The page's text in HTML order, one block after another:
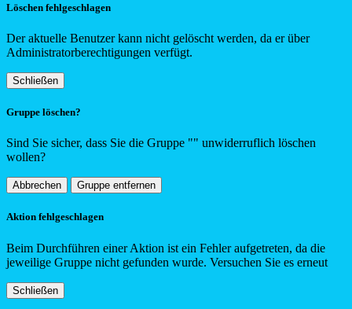
Löschen fehlgeschlagen
Der aktuelle Benutzer kann nicht gelöscht werden, da er über
Administratorberechtigungen verfügt.
Schließen
Gruppe löschen?
Sind Sie sicher, dass Sie die Gruppe "" unwiderruflich löschen
wollen?
Abbrechen Gruppe entfernen
Aktion fehlgeschlagen
Beim Durchführen einer Aktion ist ein Fehler aufgetreten, da die
jeweilige Gruppe nicht gefunden wurde. Versuchen Sie es erneut
Schließen